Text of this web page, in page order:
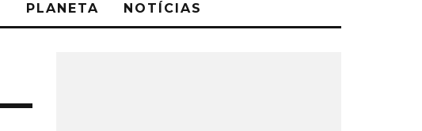
PLANETA NOTÍCIAS